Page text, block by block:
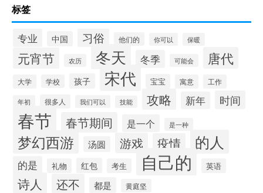
标签
专业 中国 习俗 他们的 你可以 保暖
元宵节 农历 冬天 冬季 可能会 唐代
大学 学校 孩子 宋代 宝宝 寓意 工作
年初 很多人 我们可以 技能 攻略 新年 时间
春节 春节期间 是一个 是一种
梦幻西游 汤圆 游戏 疫情 的人
的是 礼物 红包 考生 自己的 英语
诗人 还不 都是 黄庭坚